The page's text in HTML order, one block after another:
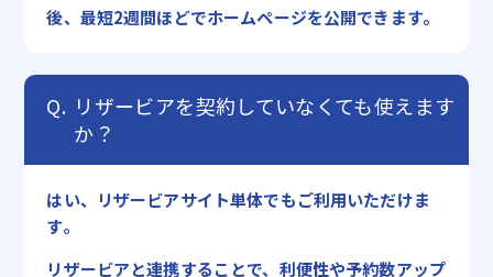
後、最短2週間ほどでホームページを公開できます。
リザービアを契約していなくても使えます
か？
はい、リザービアサイト単体でもご利用いただけま
す。
リザービアと連携することで、利便性や予約数アップ